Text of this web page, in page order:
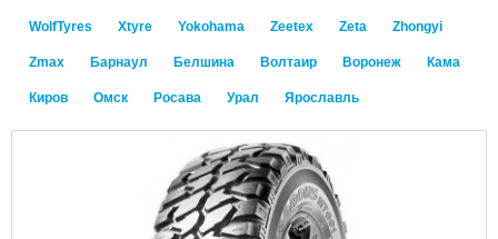
WolfTyres Xtyre Yokohama Zeetex Zeta Zhongyi
Zmax Барнаул Белшина Волтаир Воронеж Кама
Киров Омск Росава Урал Ярославль